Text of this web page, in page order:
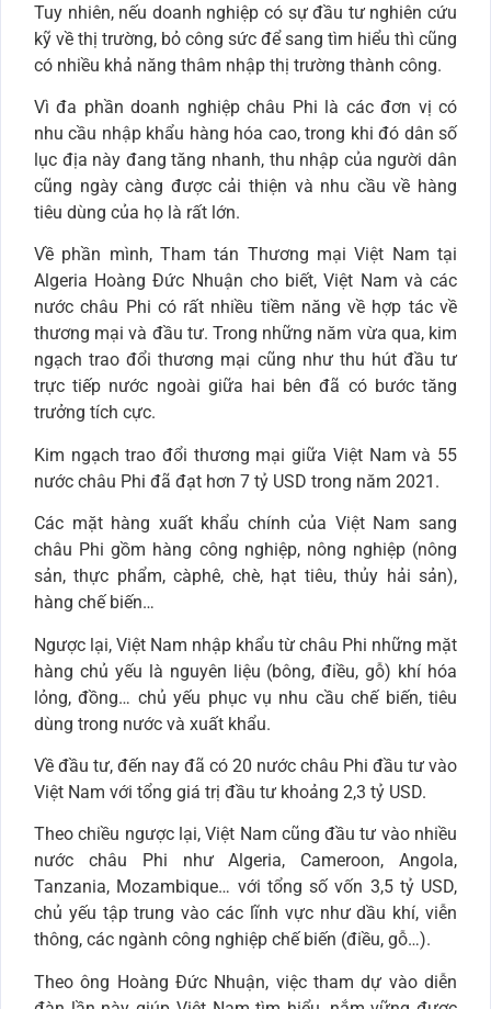
Tuy nhiên, nếu doanh nghiệp có sự đầu tư nghiên cứu
kỹ về thị trường, bỏ công sức để sang tìm hiểu thì cũng
có nhiều khả năng thâm nhập thị trường thành công.
Vì đa phần doanh nghiệp châu Phi là các đơn vị có
nhu cầu nhập khẩu hàng hóa cao, trong khi đó dân số
lục địa này đang tăng nhanh, thu nhập của người dân
cũng ngày càng được cải thiện và nhu cầu về hàng
tiêu dùng của họ là rất lớn.
Về phần mình, Tham tán Thương mại Việt Nam tại
Algeria Hoàng Đức Nhuận cho biết, Việt Nam và các
nước châu Phi có rất nhiều tiềm năng về hợp tác về
thương mại và đầu tư. Trong những năm vừa qua, kim
ngạch trao đổi thương mại cũng như thu hút đầu tư
trực tiếp nước ngoài giữa hai bên đã có bước tăng
trưởng tích cực.
Kim ngạch trao đổi thương mại giữa Việt Nam và 55
nước châu Phi đã đạt hơn 7 tỷ USD trong năm 2021.
Các mặt hàng xuất khẩu chính của Việt Nam sang
châu Phi gồm hàng công nghiệp, nông nghiệp (nông
sản, thực phẩm, càphê, chè, hạt tiêu, thủy hải sản),
hàng chế biến…
Ngược lại, Việt Nam nhập khẩu từ châu Phi những mặt
hàng chủ yếu là nguyên liệu (bông, điều, gỗ) khí hóa
lỏng, đồng… chủ yếu phục vụ nhu cầu chế biến, tiêu
dùng trong nước và xuất khẩu.
Về đầu tư, đến nay đã có 20 nước châu Phi đầu tư vào
Việt Nam với tổng giá trị đầu tư khoảng 2,3 tỷ USD.
Theo chiều ngược lại, Việt Nam cũng đầu tư vào nhiều
nước châu Phi như Algeria, Cameroon, Angola,
Tanzania, Mozambique… với tổng số vốn 3,5 tỷ USD,
chủ yếu tập trung vào các lĩnh vực như dầu khí, viễn
thông, các ngành công nghiệp chế biến (điều, gỗ…).
Theo ông Hoàng Đức Nhuận, việc tham dự vào diễn